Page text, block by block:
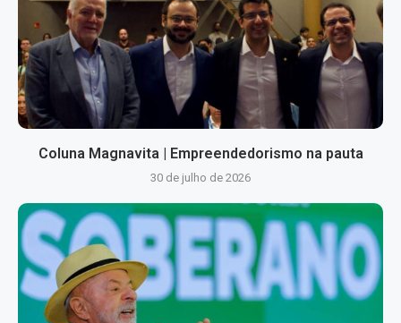
Coluna Magnavita | Empreendedorismo na pauta
30 de julho de 2026